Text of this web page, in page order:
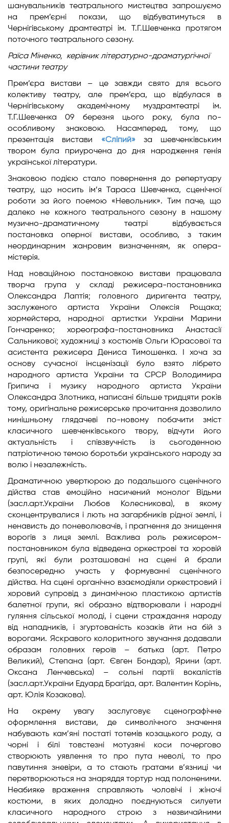
шанувальників театрального мистецтва запрошуємо
на прем’єрні покази, що відбуватимуться в
Чернігівському драмтеатрі ім. Т.Г.Шевченка протягом
поточного театрального сезону.
Раїса Міненко, керівник літературно-драматургічної
частини театру
Прем’єра вистави – це завжди свято для всього
колективу театру, але прем’єра, що відбулася в
Чернігівському академічному муздрамтеатрі ім.
Т.Г.Шевченка 09 березня цього року, була по-
особливому знаковою. Насамперед, тому, що
презентація вистави «Сліпий»за шевченківським
твором була приурочена до дня народження генія
української літератури.
Знаковою подією стало повернення до репертуару
театру, що носить ім’я Тараса Шевченка, сценічної
роботи за його поемою «Невольник». Тим паче, що
далеко не кожного театрального сезону в нашому
музично-драматичному театрі відбувається
постановка оперної вистави, особливо, з таким
неординарним жанровим визначенням, як опера-
містерія.
Над новаційною постановкою вистави працювала
творча група у складі режисера-постановника
Олександра Лаптія; головного диригента театру,
заслуженого артиста України Олексія Рощака;
хормейстера, народної артистки України Марини
Гончаренко; хореографа-постановника Анастасії
Сальникової; художниці з костюмів Ольги Юрасової та
асистента режисера Дениса Тимошенка. І хоча за
основу сучасної інсценізації було взято лібрето
народного артиста України та СРСР Володимира
Грипича і музику народного артиста України
Олександра Злотника, написані більше тридцяти років
тому, оригінальне режисерське прочитання дозволило
нинішньому глядачеві по-новому побачити зміст
класичного шевченківського твору, відчути його
актуальність і співзвучність із сьогоденною
патріотичною темою боротьби українського народу за
волю і незалежність.
Драматичною увертюрою до подальшого сценічного
дійства став емоційно насичений монолог Відьми
(засл.арт.України Любов Колесникова), в якому
сконцентрувалися і лють на загарбників рідної землі, і
ненависть до поневолювачів, і прагнення до знищення
ворогів з лиця землі. Важлива роль режисером-
постановником була відведена оркестрові та хоровій
групі, які були розташовані на сцені й брали
безпосередню участь у формуванні сценічного
дійства. На сцені органічно взаємодіяли оркестровий і
хоровий супровід з динамічною пластикою артистів
балетної групи, які образно відтворювали і народні
гуляння сільської молоді, і сцени страждання народу
від нападників, і згуртованість козаків йти на бій з
ворогами. Яскравого колоритного звучання додавали
образам головних героїв – батька (арт. Петро
Великий), Степана (арт. Євген Бондар), Ярини (арт.
Оксана Ленчевська) – сольні партії вокалістів
(засл.арт.України Едуард Брагіда, арт. Валентин Корінь,
арт. Юлія Козакова).
На окрему увагу заслуговує сценографічне
оформлення вистави, де символічного значення
набувають кам’яні постаті тотемів козацького роду, а
чорні і білі товстезні мотузяні коси почергово
створюють уявлення то про пута неволі, то про
павутиння зневіри, а то стають гратами в’язниці чи
перетворюються на знаряддя тортур над полоненими.
Неабияке враження справляють чоловічі і жіночі
костюми, в яких доладно поєднуються силуети
класичного народного строю з незвичайними